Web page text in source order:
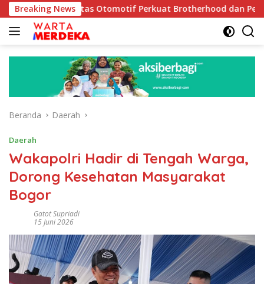
Langsung
ke
konten
Breaking News
Otomotif Perkuat Brotherhood dan Persatuan Bangsa di
Beranda Daerah
Daerah
Wakapolri Hadir di Tengah Warga,
Dorong Kesehatan Masyarakat
Bogor
Gatot Supriadi
15 Juni 2026